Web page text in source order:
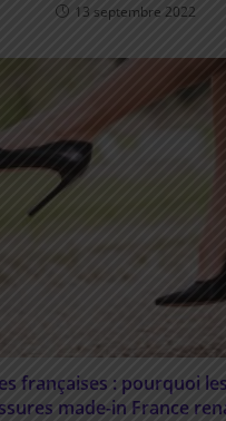
13 septembre 2022
françaises : pourquoi
made-in France